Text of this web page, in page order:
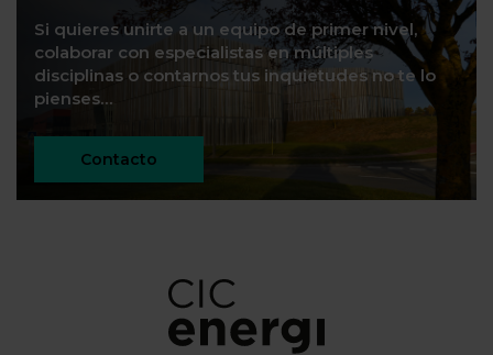
Si quieres unirte a un equipo de primer nivel,
colaborar con especialistas en múltiples
disciplinas o contarnos tus inquietudes no te lo
pienses…
Contacto